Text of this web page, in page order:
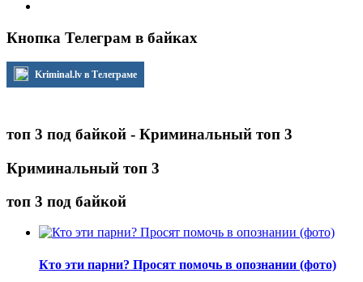
Кнопка Телеграм в байках
Kriminal.lv в Телеграме
топ 3 под байкой - Криминальный топ 3
Криминальный топ 3
топ 3 под байкой
Кто эти парни? Просят помочь в опознании (фото)